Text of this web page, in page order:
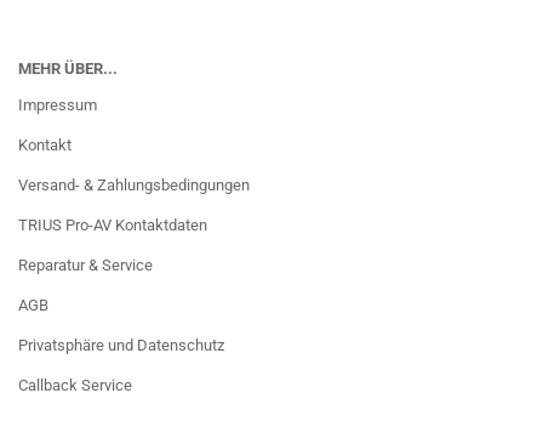
MEHR ÜBER...
Impressum
Kontakt
Versand- & Zahlungsbedingungen
TRIUS Pro-AV Kontaktdaten
Reparatur & Service
AGB
Privatsphäre und Datenschutz
Callback Service